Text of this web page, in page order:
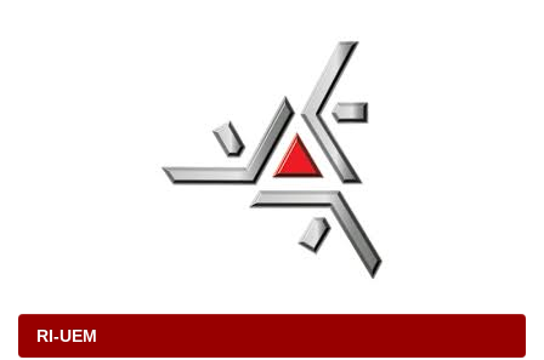
RI-UEM